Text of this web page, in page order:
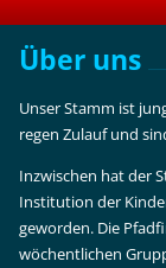
Über uns
Unser Stamm ist
regen Zulauf und
Inzwischen hat der
Institution der
geworden. Die
wöchentlichen